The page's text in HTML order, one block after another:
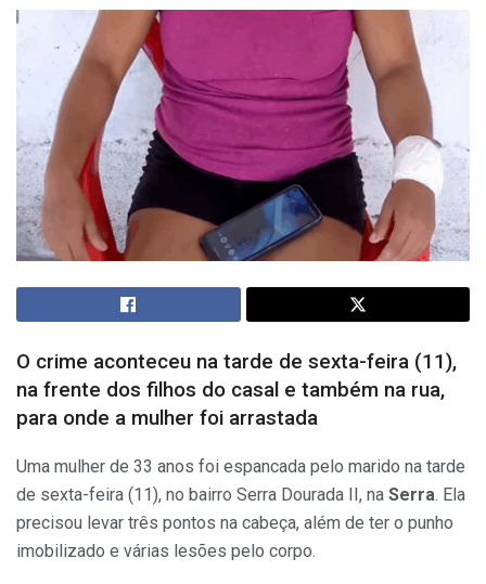
O crime aconteceu na tarde de sexta-feira (11),
na frente dos filhos do casal e também na rua,
para onde a mulher foi arrastada
Uma mulher de 33 anos foi espancada pelo marido na tarde
de sexta-feira (11), no bairro Serra Dourada II, na Serra. Ela
precisou levar três pontos na cabeça, além de ter o punho
imobilizado e várias lesões pelo corpo.